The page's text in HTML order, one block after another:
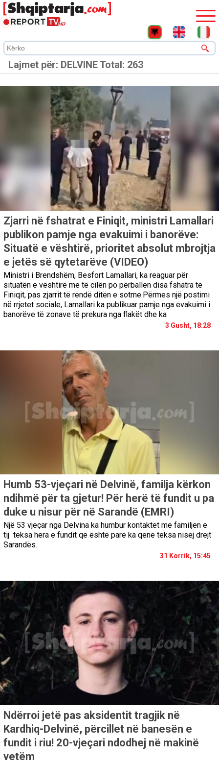
Lajmet për: DELVINETotal: 263
Zjarri në fshatrat e Finiqit, ministri Lamallari
publikon pamje nga evakuimi i banorëve:
Situatë e vështirë, prioritet absolut mbrojtja
e jetës së qytetarëve (VIDEO)
Ministri i Brendshëm, Besfort Lamallari, ka reaguar për
situatën e vështirë me të cilën po përballen disa fshatra të
Finiqit, pas zjarrit të rëndë ditën e sotme.Përmes një postimi
në rrjetet sociale, Lamallari ka publikuar pamje nga evakuimi i
banorëve të zonave të prekura nga flakët dhe ka
3 Gusht, 18:28
Humb 53-vjeçari në Delvinë, familja kërkon
ndihmë për ta gjetur! Për herë të fundit u pa
duke u nisur për në Sarandë (EMRI)
Një 53 vjeçar nga Delvina ka humbur kontaktet me familjen e
tij teksa hera e fundit që është parë ka qenë teksa nisej drejt
Sarandës.
31 Korrik, 15:45
Ndërroi jetë pas aksidentit tragjik në
Kardhiq-Delvinë, përcillet në banesën e
fundit i riu! 20-vjeçari ndodhej në makinë
vetëm